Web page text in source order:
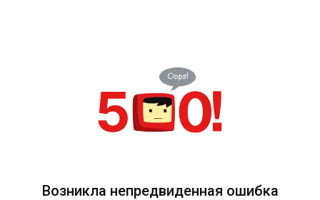
Возникла непредвиденная ошибка